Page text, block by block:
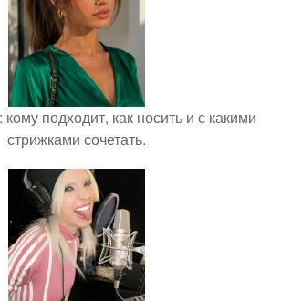
подходит, как носить и с какими
стрижками сочетать.